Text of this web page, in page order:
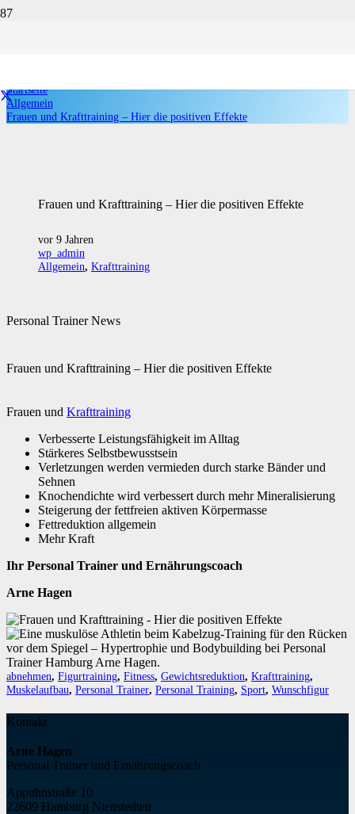
Startseite
Allgemein
Frauen und Krafttraining – Hier die positiven Effekte
Frauen und Krafttraining – Hier die positiven Effekte
vor 9 Jahren
wp_admin
Allgemein, Krafttraining
Personal Trainer News
Frauen und Krafttraining – Hier die positiven Effekte
Frauen und Krafttraining
Verbesserte Leistungsfähigkeit im Alltag
Stärkeres Selbstbewusstsein
Verletzungen werden vermieden durch starke Bänder und
Sehnen
Knochendichte wird verbessert durch mehr Mineralisierung
Steigerung der fettfreien aktiven Körpermasse
Fettreduktion allgemein
Mehr Kraft
Ihr Personal Trainer und Ernährungscoach
Arne Hagen
abnehmen, Figurtraining, Fitness, Gewichtsreduktion, Krafttraining,
Muskelaufbau, Personal Trainer, Personal Training, Sport, Wunschfigur
Kontakt
Arne Hagen
Personal Trainer und Ernährungscoach
Appuhnstraße 10
22609 Hamburg Nienstedten